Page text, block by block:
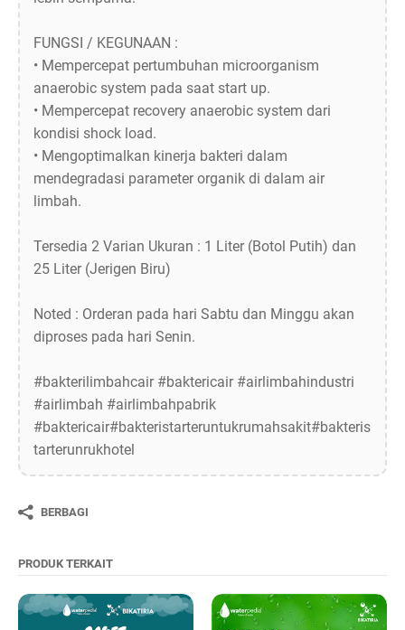
FUNGSI / KEGUNAAN :
• Mempercepat pertumbuhan microorganism
anaerobic system pada saat start up.
• Mempercepat recovery anaerobic system dari
kondisi shock load.
• Mengoptimalkan kinerja bakteri dalam
mendegradasi parameter organik di dalam air
limbah.
Tersedia 2 Varian Ukuran : 1 Liter (Botol Putih) dan
25 Liter (Jerigen Biru)
Noted : Orderan pada hari Sabtu dan Minggu akan
diproses pada hari Senin.
#bakterilimbahcair #baktericair #airlimbahindustri
#airlimbah #airlimbahpabrik
#baktericair#bakteristarteruntukrumahsakit#bakteris
tarterunrukhotel
BERBAGI
PRODUK TERKAIT